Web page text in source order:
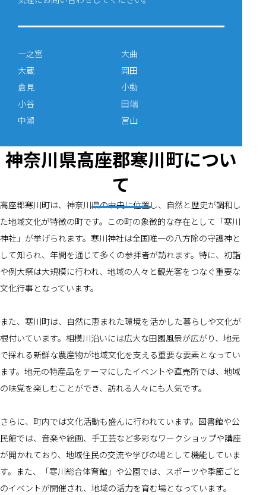
一之宮
大蔵
大曲
岡田
倉見
小谷
小動
田端
中瀬
宮山
神奈川県高座郡寒川町につい
て
高座郡寒川町は、神奈川県の中央に位置し、自然と歴史が調和し
た地域文化が特徴の町です。この町の象徴的な存在として「寒川
神社」が挙げられます。寒川神社は全国唯一の八方除の守護神と
して知られ、年間を通じて多くの参拝者が訪れます。特に、初詣
や例大祭は大規模に行われ、地域の人々と観光客をつなぐ重要な
文化行事となっています。
また、寒川町は、自然に恵まれた環境を活かした暮らしや文化が
根付いています。相模川沿いには広大な田園風景が広がり、地元
で採れる新鮮な農産物が地域文化を支える重要な要素となってい
ます。地元の特産品をテーマにしたイベントや直売所では、地域
の味覚を楽しむことができ、訪れる人々にも人気です。
さらに、町内では文化活動も盛んに行われています。図書館や公
民館では、音楽や絵画、手工芸など多彩なワークショップや講座
が開かれており、地域住民の交流や学びの場として機能していま
す。また、「寒川総合体育館」や公園では、スポーツや季節ごと
のイベントが開催され、地域の活力を育む場となっています。